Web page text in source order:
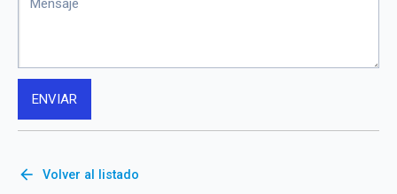
arrow_back Volver al listado